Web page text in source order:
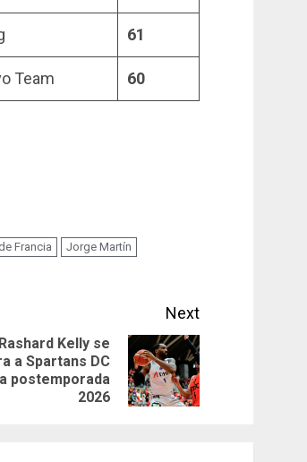
61
Team 60
Francia
Jorge Martín
Next
Rashard Kelly se
a Spartans DC
postemporada
2026